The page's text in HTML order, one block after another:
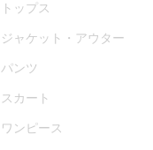
トップス
ジャケット・アウター
パンツ
スカート
ワンピース